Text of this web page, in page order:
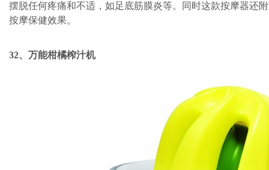
摆脱任何疼痛和不适，如足底筋膜炎等。同时这款按摩器还
按摩保健效果。
32、万能柑橘榨汁机